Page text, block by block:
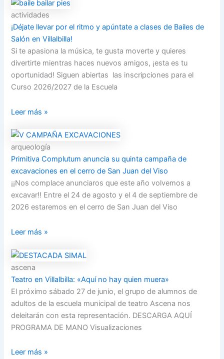
actividades
¡Déjate llevar por el ritmo y apúntate a clases de Bailes de
Salón en Villalbilla!
Si te apasiona la música, te gusta moverte y quieres
divertirte mientras haces nuevos amigos, ¡esta es tu
oportunidad! Siguen abiertas las inscripciones para el
Curso 2026/2027 de la Escuela
Leer más »
arqueología
Primitiva Complutum anuncia su quinta campaña de
excavaciones en el cerro de San Juan del Viso
¡¡Nos complace anunciaros que este año volvemos a
excavar!! Entre el 24 de agosto y el 4 de septiembre de
2026 estaremos en el cerro de San Juan del Viso
Leer más »
ascena
Teatro en Villalbilla: «Aquí no hay quien muera»
El próximo sábado 27 de junio, el grupo de alumnos de
adultos de la escuela municipal de teatro Ascena nos
deleitarán con esta representación. DESCARGA AQUÍ
PROGRAMA DE MANO Visualizaciones
Leer más »